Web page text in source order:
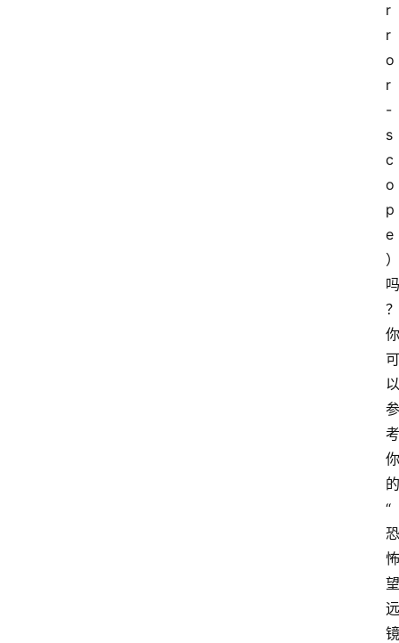
r
r
o
r
-
s
c
o
p
e
）
吗
？
你
可
以
参
考
你
的
“
恐
怖
望
远
镜